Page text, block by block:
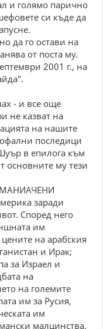
и голямо парично
си къде да
да го остави на
от поста му.
2001 г., на
- и все още
не казват на
на нашите
последици
в епилога към
основните му тези
заради
Според него
им
на арабския
и Ирак;
за Израел и
на
на големите
им за Русия,
им
малцинства.